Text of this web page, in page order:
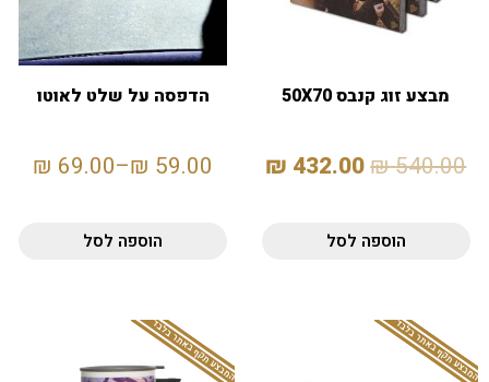
מבצע זוג קנבס 50X70
540.00
₪
432.00
₪
הוספה לסל
הדפסה על שלט לאוטו
59.00
₪
–
69.00
₪
הוספה לסל
המבצע תקף באתר בלבד המבצע תקף באתר בלבד